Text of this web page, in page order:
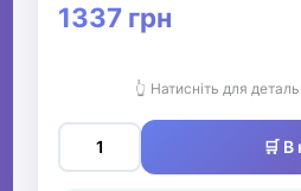
1337 грн
👆 Натисніть для
🛒